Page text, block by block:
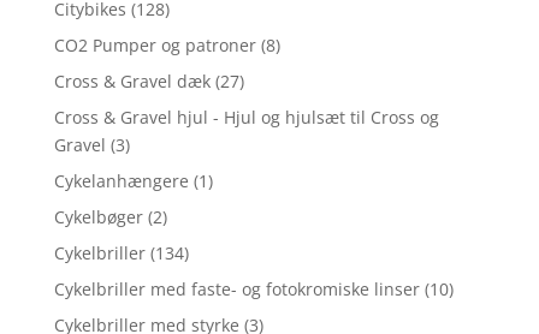
Citybikes (128)
CO2 Pumper og patroner (8)
Cross & Gravel dæk (27)
Cross & Gravel hjul - Hjul og hjulsæt til Cross og
Gravel (3)
Cykelanhængere (1)
Cykelbøger (2)
Cykelbriller (134)
Cykelbriller med faste- og fotokromiske linser (10)
Cykelbriller med styrke (3)